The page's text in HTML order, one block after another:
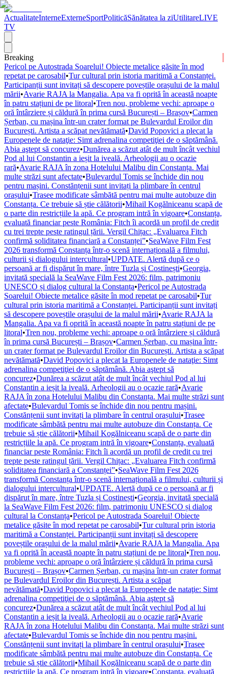
ActualitateInterneExterneSportPoliticăSănătatea la ziUtilitareLIVE
TV
Breaking
Pericol pe Autostrada Soarelui! Obiecte metalice găsite în mod
repetat pe carosabil•Tur cultural prin istoria maritimă a Constanței.
Participanții sunt invitați să descopere poveștile orașului de la malul
mării•Avarie RAJA la Mangalia. Apa va fi oprită în această noapte
în patru stațiuni de pe litoral•Tren nou, probleme vechi: aproape o
oră întârziere și căldură în prima cursă București – Brașov•Carmen
Șerban, cu mașina într-un crater format pe Bulevardul Eroilor din
București. Artista a scăpat nevătămată•David Popovici a plecat la
Europenele de nataţie: Simt adrenalina competiţiei de o săptămână.
Abia aştept să concurez•Dunărea a scăzut atât de mult încât vechiul
Pod al lui Constantin a ieșit la iveală. Arheologii au o ocazie
rară•Avarie RAJA în zona Hotelului Malibu din Constanța. Mai
multe străzi sunt afectate•Bulevardul Tomis se închide din nou
pentru mașini. Constănțenii sunt invitați la plimbare în centrul
orașului•Trasee modificate sâmbătă pentru mai multe autobuze din
Constanța. Ce trebuie să știe călătorii•Mihail Kogălniceanu scapă de
o parte din restricțiile la apă. Ce program intră în vigoare•Constanța,
evaluată financiar peste România: Fitch îi acordă un profil de credit
cu trei trepte peste ratingul țării. Vergil Chițac: „Evaluarea Fitch
confirmă soliditatea financiară a Constanței”•SeaWave Film Fest
2026 transformă Constanța într-o scenă internațională a filmului,
culturii și dialogului intercultural•UPDATE. Alertă după ce o
persoană ar fi dispărut în mare, între Tuzla și Costinești•Georgia,
invitată specială la SeaWave Film Fest 2026: film, patrimoniu
UNESCO și dialog cultural la Constanța•Pericol pe Autostrada
Soarelui! Obiecte metalice găsite în mod repetat pe carosabil•Tur
cultural prin istoria maritimă a Constanței. Participanții sunt invitați
să descopere poveștile orașului de la malul mării•Avarie RAJA la
Mangalia. Apa va fi oprită în această noapte în patru stațiuni de pe
litoral•Tren nou, probleme vechi: aproape o oră întârziere și căldură
în prima cursă București – Brașov•Carmen Șerban, cu mașina într-
un crater format pe Bulevardul Eroilor din București. Artista a scăpat
nevătămată•David Popovici a plecat la Europenele de nataţie: Simt
adrenalina competiţiei de o săptămână. Abia aştept să
concurez•Dunărea a scăzut atât de mult încât vechiul Pod al lui
Constantin a ieșit la iveală. Arheologii au o ocazie rară•Avarie
RAJA în zona Hotelului Malibu din Constanța. Mai multe străzi sunt
afectate•Bulevardul Tomis se închide din nou pentru mașini.
Constănțenii sunt invitați la plimbare în centrul orașului•Trasee
modificate sâmbătă pentru mai multe autobuze din Constanța. Ce
trebuie să știe călătorii•Mihail Kogălniceanu scapă de o parte din
restricțiile la apă. Ce program intră în vigoare•Constanța, evaluată
financiar peste România: Fitch îi acordă un profil de credit cu trei
trepte peste ratingul țării. Vergil Chițac: „Evaluarea Fitch confirmă
soliditatea financiară a Constanței”•SeaWave Film Fest 2026
transformă Constanța într-o scenă internațională a filmului, culturii și
dialogului intercultural•UPDATE. Alertă după ce o persoană ar fi
dispărut în mare, între Tuzla și Costinești•Georgia, invitată specială
la SeaWave Film Fest 2026: film, patrimoniu UNESCO și dialog
cultural la Constanța•Pericol pe Autostrada Soarelui! Obiecte
metalice găsite în mod repetat pe carosabil•Tur cultural prin istoria
maritimă a Constanței. Participanții sunt invitați să descopere
poveștile orașului de la malul mării•Avarie RAJA la Mangalia. Apa
va fi oprită în această noapte în patru stațiuni de pe litoral•Tren nou,
probleme vechi: aproape o oră întârziere și căldură în prima cursă
București – Brașov•Carmen Șerban, cu mașina într-un crater format
pe Bulevardul Eroilor din București. Artista a scăpat
nevătămată•David Popovici a plecat la Europenele de nataţie: Simt
adrenalina competiţiei de o săptămână. Abia aştept să
concurez•Dunărea a scăzut atât de mult încât vechiul Pod al lui
Constantin a ieșit la iveală. Arheologii au o ocazie rară•Avarie
RAJA în zona Hotelului Malibu din Constanța. Mai multe străzi sunt
afectate•Bulevardul Tomis se închide din nou pentru mașini.
Constănțenii sunt invitați la plimbare în centrul orașului•Trasee
modificate sâmbătă pentru mai multe autobuze din Constanța. Ce
trebuie să știe călătorii•Mihail Kogălniceanu scapă de o parte din
restricțiile la apă. Ce program intră în vigoare•Constanța, evaluată